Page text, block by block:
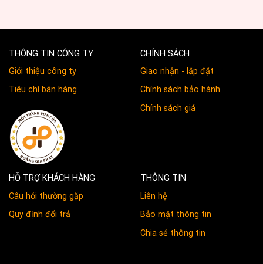
THÔNG TIN CÔNG TY
Giới thiệu công ty
Tiêu chí bán hàng
CHÍNH SÁCH
Giao nhận - lắp đặt
Chính sách bảo hành
Chính sách giá
HỖ TRỢ KHÁCH HÀNG
Câu hỏi thường gặp
Quy định đổi trả
THÔNG TIN
Liên hệ
Bảo mật thông tin
Chia sẻ thông tin